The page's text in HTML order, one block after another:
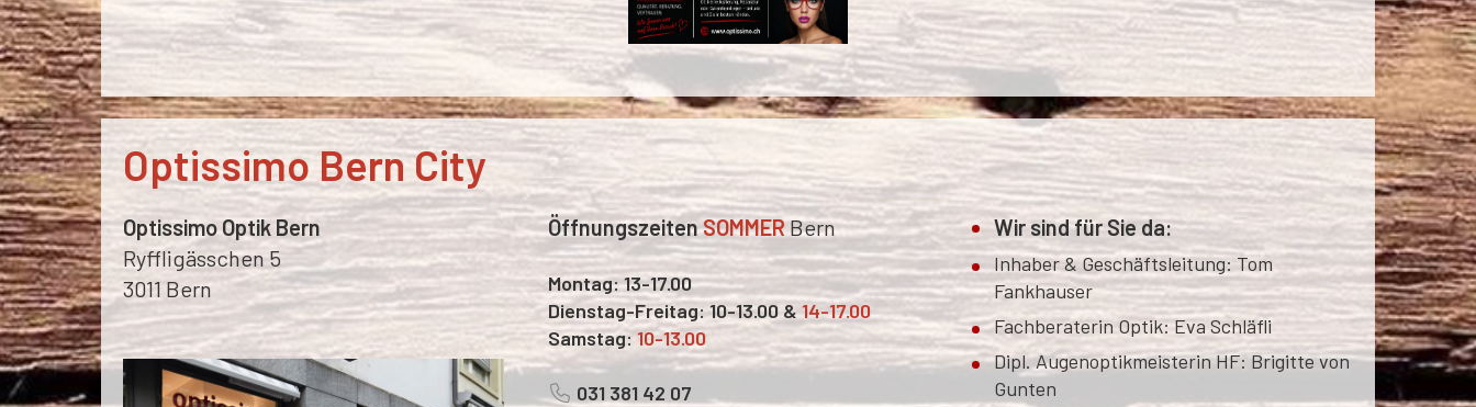
Optissimo Bern City
Optissimo Optik Bern
Ryffligässchen 5
3011 Bern
ÖffnungszeitenSOMMERBern​
Montag: 13-17.00
Dienstag-Freitag: 10-13.00 & 14-17.00
Samstag:10-13.00
031 381 42 07
Wir sind für Sie da:
Inhaber & Geschäftsleitung: Tom
Fankhauser
Fachberaterin Optik: Eva Schläfli
Dipl. Augenoptikmeisterin HF: Brigitte von
Gunten